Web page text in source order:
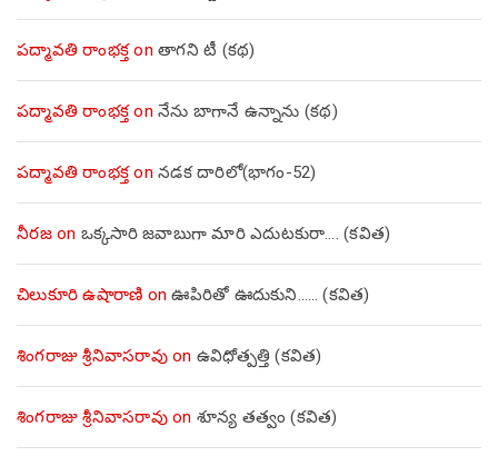
పద్మావతి రాంభక్తon తాగని టీ (కథ)
పద్మావతి రాంభక్తon నేను బాగానే ఉన్నాను (క‌థ‌)
పద్మావతి రాంభక్తon నడక దారిలో(భాగం-52)
నీరజon ఒక్కసారి జవాబుగా మారి ఎదుటకురా…. (కవిత)
చిలుకూరి ఉషారాణి onఊపిరితో ఊదుకుని…… (కవిత)
శింగరాజు శ్రీనివాసరావుon ఉవిధోత్పత్తి (కవిత)
శింగరాజు శ్రీనివాసరావుon శూన్య తత్వం (కవిత)